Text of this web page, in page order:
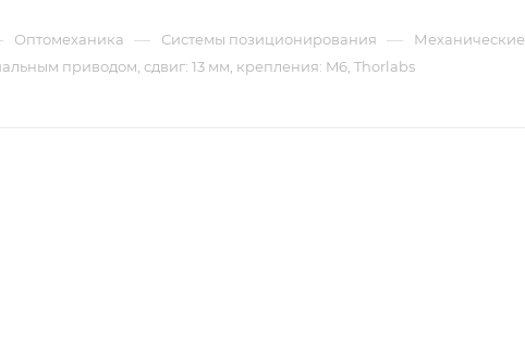
Оптомеханика — Системы позиционирования —
приводом, сдвиг: 13 мм, крепления: M6, Thorlabs